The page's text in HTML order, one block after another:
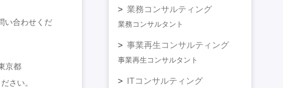
い合わせくだ
京都
さい。
業務コンサルティング
業務コンサルタント
事業再生コンサルティング
事業再生コンサルタント
ITコンサルティング